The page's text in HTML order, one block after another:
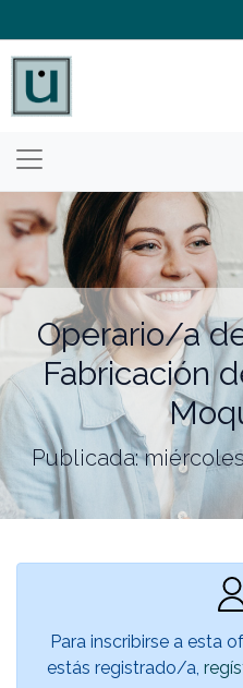
Operario/a
Fabricación
Publicada:
Para inscribirse a esta
estás registrado/a,